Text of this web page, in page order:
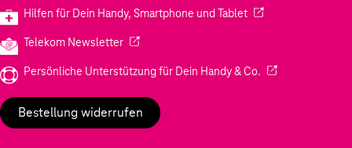
Hilfen für Dein Handy, Smartphone und Tablet(Wird in einem
Telekom Newsletter(Wird in einem neuen Tab geöffnet)
Persönliche Unterstützung für Dein Handy & Co. (Wird in einem
Bestellung widerrufen